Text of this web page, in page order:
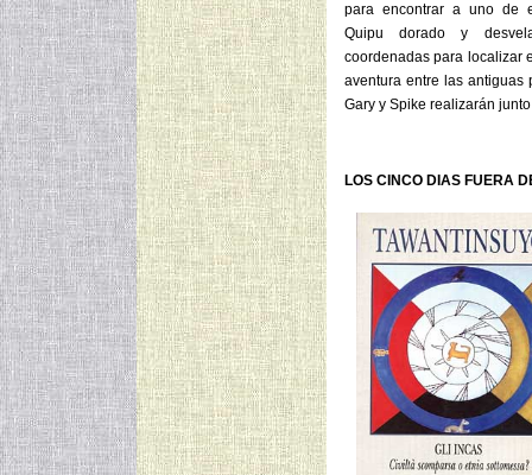
para encontrar a uno de
Quipu dorado y
coordenadas para localizar
aventura entre las antiguas
Gary y Spike realizarán
LOS CINCO DIAS FUERA